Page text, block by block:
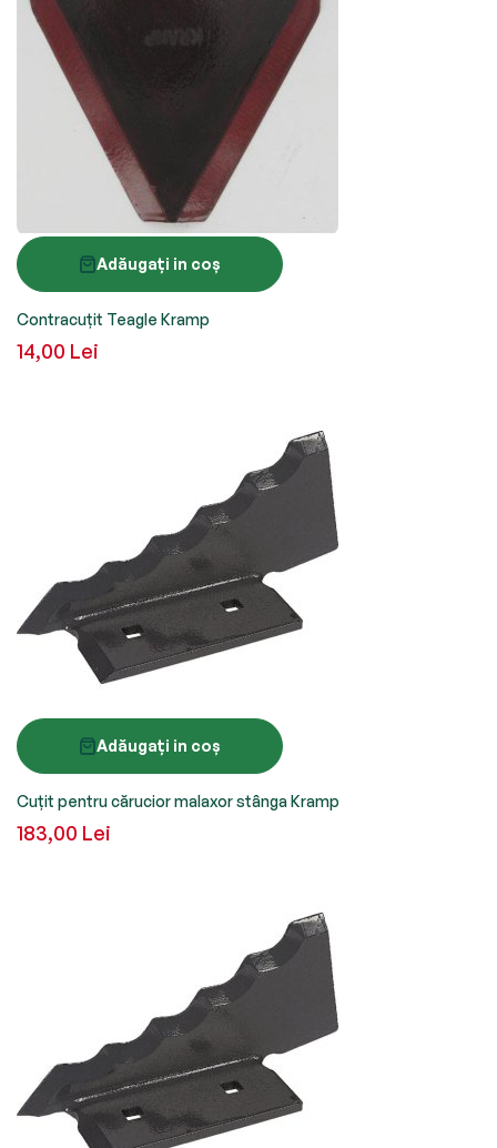
Adăugați in coș
Contracuțit Teagle Kramp
14,00 Lei
Adăugați in coș
Cuțit pentru cărucior malaxor stânga Kramp
183,00 Lei